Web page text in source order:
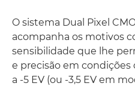
O sistema Dual Pixel
acompanha os motivos
sensibilidade que lhe
e precisão em
a -5 EV (ou -3,5 EV em